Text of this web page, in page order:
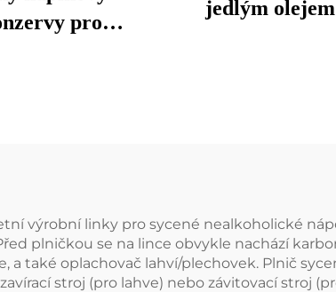
pro
jedlým olejem
výrobní linky pro sycené nealkoholické
plničkou se na lince obvykle nachází
a také oplachovač lahví/plechovek. Plnič
stroj (pro lahve) nebo závitovací stroj